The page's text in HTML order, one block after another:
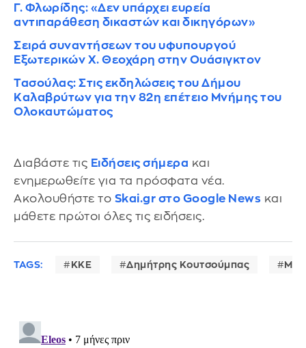
Γ. Φλωρίδης: «Δεν υπάρχει ευρεία
αντιπαράθεση δικαστών και δικηγόρων»
Σειρά συναντήσεων του υφυπουργού
Εξωτερικών Χ. Θεοχάρη στην Ουάσιγκτον
Τασούλας: Στις εκδηλώσεις του Δήμου
Καλαβρύτων για την 82η επέτειο Μνήμης του
Ολοκαυτώματος
Διαβάστε τις Ειδήσεις σήμερα και
ενημερωθείτε για τα πρόσφατα νέα.
Ακολουθήστε το Skai.gr στο Google News και
μάθετε πρώτοι όλες τις ειδήσεις.
TAGS: ΚΚΕ Δημήτρης Κουτσούμπας